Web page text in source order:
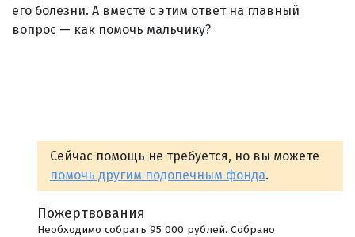
его болезни. А вместе с этим ответ на главный
вопрос — как помочь мальчику?
Сейчас помощь не требуется, но вы можете
помочь другим подопечным фонда.
Пожертвования
Необходимо собрать 95 000 рублей. Собрано